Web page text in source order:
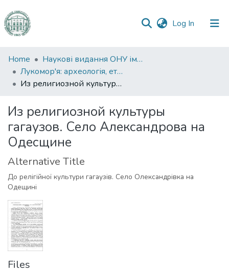
Log In (current)
Communities
&
Collections
Statistics
Home
Наукові видання ОНУ імені І. І. Мечникова
Лукомор'я: археологія, етнологія, історія Північно-Західного Причорномор'я
Из религиозной культуры гагаузов. Село Александрова на Одесщине
Из религиозной культуры
гагаузов. Село Александрова на
Одесщине
Alternative Title
До релігійної культури гагаузів. Село Олександрівка на
Одещині
Files